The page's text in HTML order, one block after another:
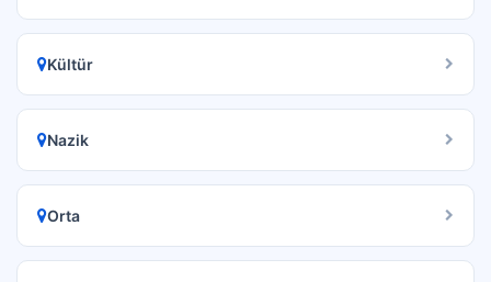
Kültür
Nazik
Orta